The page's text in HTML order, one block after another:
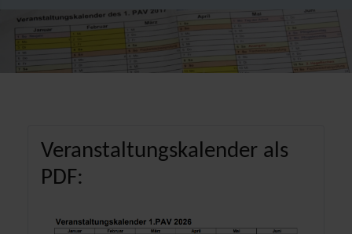
Veranstaltungskalender als
PDF: